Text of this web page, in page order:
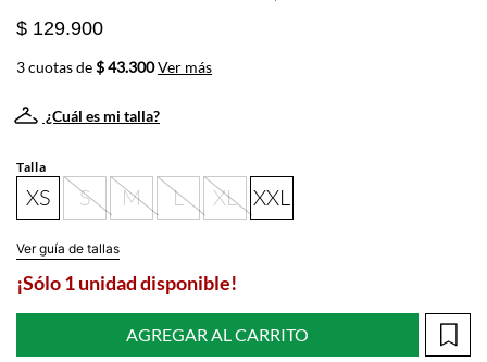
$ 129.900
3 cuotas de$ 43.300Ver más
¿Cuál es mi talla?
Talla
XS S M L XL XXL
Ver guía de tallas
¡Sólo 1 unidad disponible!
AGREGAR AL CARRITO